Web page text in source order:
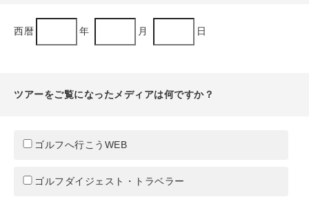
西暦 年 月 日
ツアーをご覧になったメディアは何ですか？
ゴルフへ行こうWEB
ゴルフダイジェスト・トラベラー